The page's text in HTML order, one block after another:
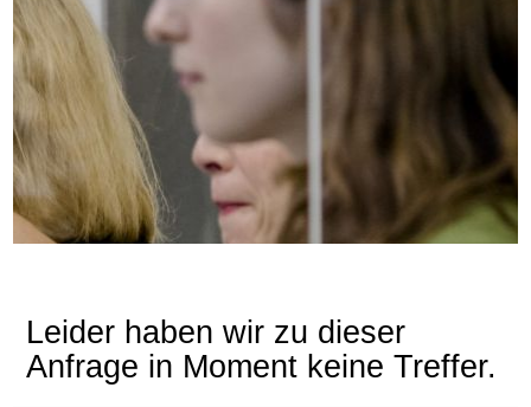
Leider haben wir zu dieser
Anfrage in Moment keine Treffer.